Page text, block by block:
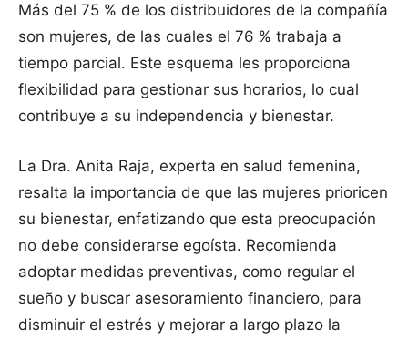
Más del 75 % de los distribuidores de la compañía
son mujeres, de las cuales el 76 % trabaja a
tiempo parcial. Este esquema les proporciona
flexibilidad para gestionar sus horarios, lo cual
contribuye a su independencia y bienestar.
La Dra. Anita Raja, experta en salud femenina,
resalta la importancia de que las mujeres prioricen
su bienestar, enfatizando que esta preocupación
no debe considerarse egoísta. Recomienda
adoptar medidas preventivas, como regular el
sueño y buscar asesoramiento financiero, para
disminuir el estrés y mejorar a largo plazo la